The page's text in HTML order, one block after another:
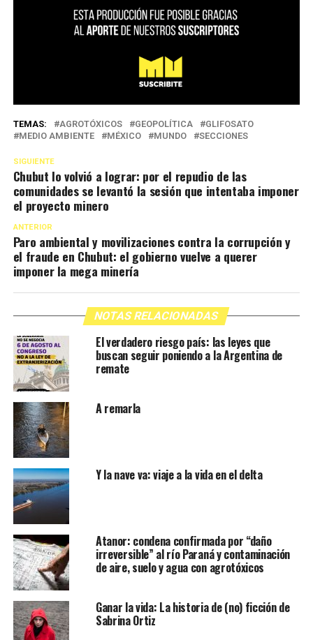
TEMAS: AGROTÓXICOS GEOPOLÍTICA
GLIFOSATO
MEDIO AMBIENTE
MÉXICO MUNDO SECCIONES
SIGUIENTE
Chubut lo volvió a lograr: por el repudio de las
comunidades se levantó la sesión que intentaba imponer
el proyecto minero
ANTERIOR
Paro ambiental y movilizaciones contra la corrupción y
el fraude en Chubut: el gobierno vuelve a querer
imponer la mega minería
NOTAS RELACIONADAS
El verdadero riesgo país: las leyes que
buscan seguir poniendo a la Argentina de
remate
A remarla
Y la nave va: viaje a la vida en el delta
Atanor: condena confirmada por “daño
irreversible” al río Paraná y contaminación
de aire, suelo y agua con agrotóxicos
Ganar la vida: La historia de (no) ficción de
Sabrina Ortiz